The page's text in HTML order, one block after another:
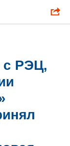
с РЭЦ,